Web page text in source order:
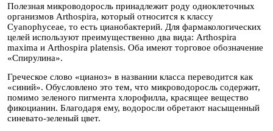
Полезная микроводоросль принадлежит роду одноклеточных
организмов Arthospira, который относится к классу
Cyanophyceae, то есть цианобактерий. Для фармакологических
целей используют преимущественно два вида: Arthospira
maxima и Arthospira platensis. Оба имеют торговое обозначение
«Спирулина».
Греческое слово «цианоз» в названии класса переводится как
«синий». Обусловлено это тем, что микроводоросль содержит,
помимо зеленого пигмента хлорофилла, красящее вещество
фикоцианин. Благодаря ему, водоросли обретают насыщенный
синевато-зеленый цвет.